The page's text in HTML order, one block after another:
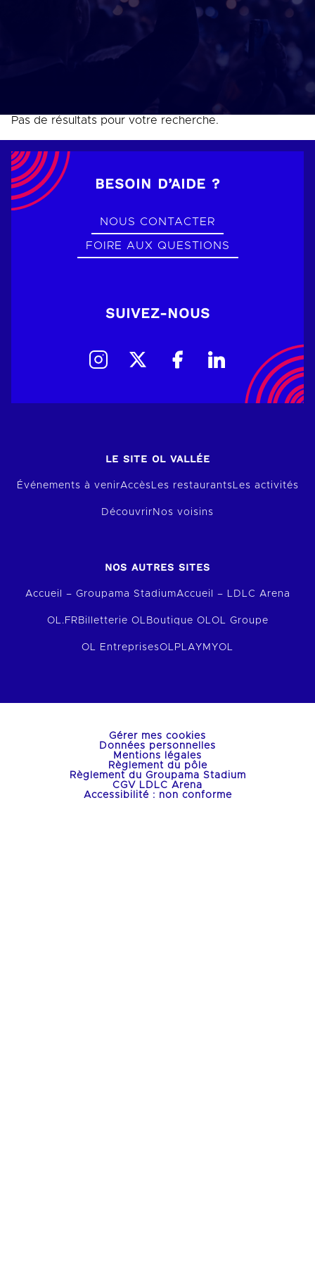
Pas de résultats pour votre recherche.
BESOIN D’AIDE ?
NOUS CONTACTER
FOIRE AUX QUESTIONS
SUIVEZ-NOUS
LE SITE OL VALLÉE
Événements à venirAccèsLes restaurantsLes activités
Découvrir Nos voisins
NOS AUTRES SITES
Accueil – Groupama StadiumAccueil – LDLC Arena
OL.FR Billetterie OL Boutique OLOL Groupe
OL EntreprisesOLPLAY MYOL
Gérer mes cookies
Données personnelles
Mentions légales
Règlement du pôle
Règlement du Groupama Stadium
CGV LDLC Arena
Accessibilité : non conforme